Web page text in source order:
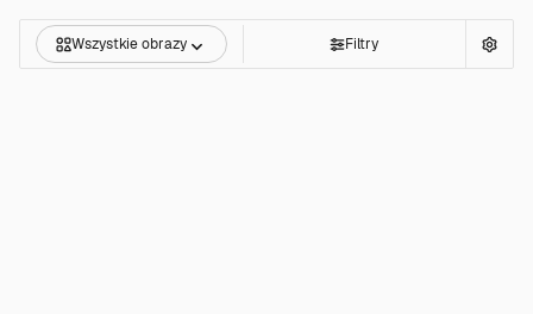
Wszystkie obrazy Filtry